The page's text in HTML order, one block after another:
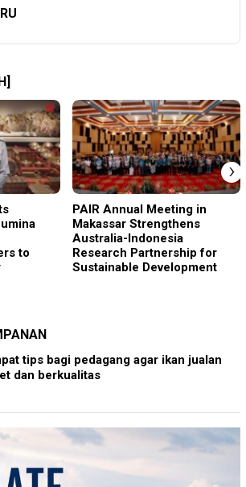
to
PAIR Annual Meeting in
Makassar Strengthens
Australia-Indonesia
Research Partnership for
Sustainable Development
›
tips bagi pedagang agar ikan jualan
dan berkualitas